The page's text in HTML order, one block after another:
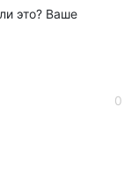
это? Ваше
0